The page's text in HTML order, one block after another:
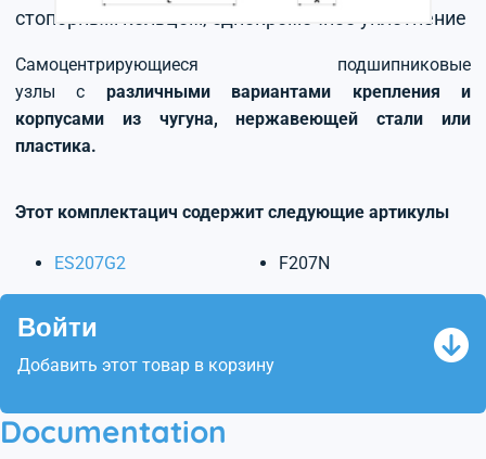
стопорным кольцом, однокромочное уплотнение
Самоцентрирующиеся подшипниковые
узлы с различными вариантами крепления и
корпусами из чугуна, нержавеющей стали или
пластика.
Этот комплектацич содержит следующие артикулы
ES207G2 F207N
Войти
Добавить этот товар в корзину
Documentation